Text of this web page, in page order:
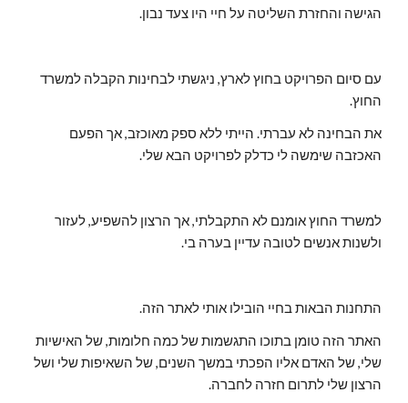
הגישה והחזרת השליטה על חיי היו צעד נבון.
עם סיום הפרויקט בחוץ לארץ, ניגשתי לבחינות הקבלה למשרד
החוץ.
את הבחינה לא עברתי. הייתי ללא ספק מאוכזב, אך הפעם
האכזבה שימשה לי כדלק לפרויקט הבא שלי.
למשרד החוץ אומנם לא התקבלתי, אך הרצון להשפיע, לעזור
ולשנות אנשים לטובה עדיין בערה בי.
התחנות הבאות בחיי הובילו אותי לאתר הזה.
האתר הזה טומן בתוכו התגשמות של כמה חלומות, של האישיות
שלי, של האדם אליו הפכתי במשך השנים, של השאיפות שלי ושל
הרצון שלי לתרום חזרה לחברה.